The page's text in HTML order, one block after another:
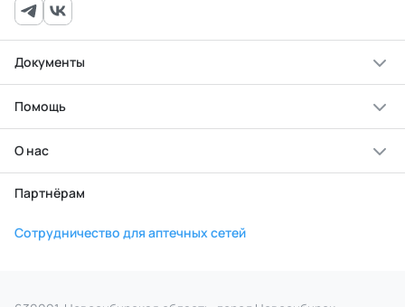
Документы
Помощь
О нас
Партнёрам
Сотрудничество для аптечных сетей